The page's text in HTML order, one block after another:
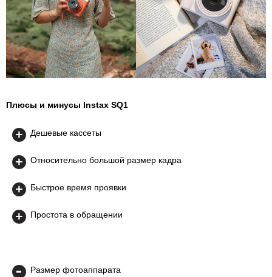
Плюсы и минусы Instax SQ1
Дешевые кассеты
Относительно большой размер кадра
Быстрое время проявки
Простота в обращении
Размер фотоаппарата